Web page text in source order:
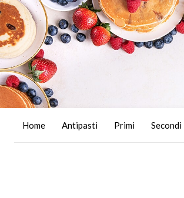
Home Antipasti Primi Secondi